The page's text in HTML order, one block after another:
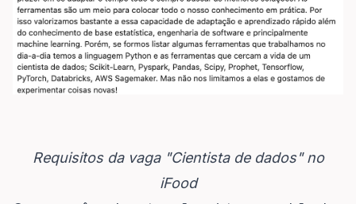
Requisitos da vaga "Cientista de dados" no
iFood